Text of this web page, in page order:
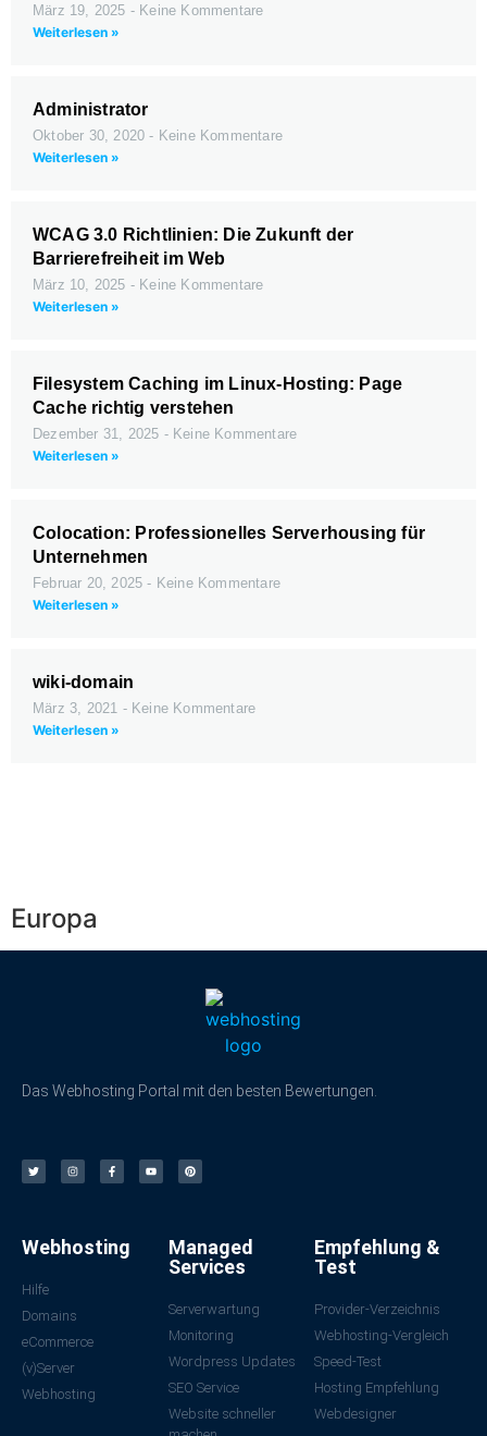
März 19, 2025
Keine Kommentare
Weiterlesen »
Administrator
Oktober 30, 2020
Keine Kommentare
Weiterlesen »
WCAG 3.0 Richtlinien: Die Zukunft der
Barrierefreiheit im Web
März 10, 2025
Keine Kommentare
Weiterlesen »
Filesystem Caching im Linux-Hosting: Page
Cache richtig verstehen
Dezember 31, 2025 Keine Kommentare
Weiterlesen »
Colocation: Professionelles Serverhousing für
Unternehmen
Februar 20, 2025
Keine Kommentare
Weiterlesen »
wiki-domain
März 3, 2021
Keine Kommentare
Weiterlesen »
Europa
Das Webhosting Portal mit den besten Bewertungen.
Webhosting
Hilfe
Domains
eCommerce
(v)Server
Webhosting
Managed
Services
Serverwartung
Monitoring
Wordpress Updates
SEO Service
Website schneller
Empfehlung &
Test
Provider-Verzeichnis
Webhosting-Vergleich
Speed-Test
Hosting Empfehlung
Webdesigner